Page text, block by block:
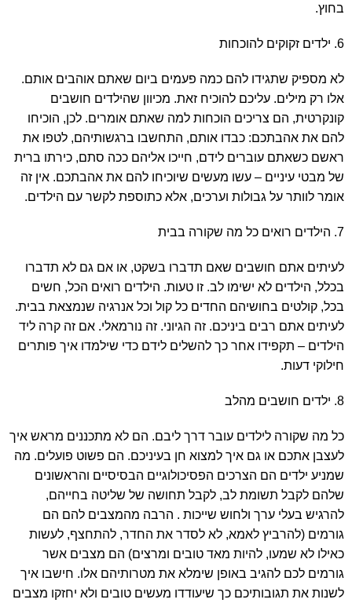
בחוץ.
6. ילדים זקוקים להוכחות
לא מספיק שתגידו להם כמה פעמים ביום שאתם אוהבים אותם.
אלו רק מילים. עליכם להוכיח זאת. מכיוון שהילדים חושבים
קונקרטית, הם צריכים הוכחות למה שאתם אומרים. לכן, הוכיחו
להם את אהבתכם: כבדו אותם, התחשבו ברגשותיהם, לטפו את
ראשם כשאתם עוברים לידם, חייכו אליהם ככה סתם, כירתו ברית
של מבטי עיניים – עשו מעשים שיוכיחו להם את אהבתכם. אין זה
אומר לוותר על גבולות וערכים, אלא כתוספת לקשר עם הילדים.
7. הילדים רואים כל מה שקורה בבית
לעיתים אתם חושבים שאם תדברו בשקט, או אם גם לא תדברו
בכלל, הילדים לא ישימו לב. זו טעות. הילדים רואים הכל, חשים
בכל, קולטים בחושיהם החדים כל קול וכל אנרגיה שנמצאת בבית.
לעיתים אתם רבים ביניכם. זה הגיוני. זה נורמאלי. אם זה קרה ליד
הילדים – תקפידו אחר כך להשלים לידם כדי שילמדו איך פותרים
חילוקי דעות.
8. ילדים חושבים מהלב
כל מה שקורה לילדים עובר דרך ליבם. הם לא מתכננים מראש איך
לעצבן אתכם או גם איך למצוא חן בעיניכם. הם פשוט פועלים. מה
שמניע ילדים הם הצרכים הפסיכולוגיים הבסיסיים והראשונים
שלהם לקבל תשומת לב, לקבל תחושה של שליטה בחייהם,
להרגיש בעלי ערך ולחוש שייכות . הרבה מהמצבים להם הם
גורמים (להרביץ לאמא, לא לסדר את החדר, להתחצף, לעשות
כאילו לא שמעו, להיות מאד טובים ומרצים) הם מצבים אשר
גורמים לכם להגיב באופן שימלא את מטרותיהם אלו. חישבו איך
לשנות את תגובותיכם כך שיעודדו מעשים טובים ולא יחזקו מצבים